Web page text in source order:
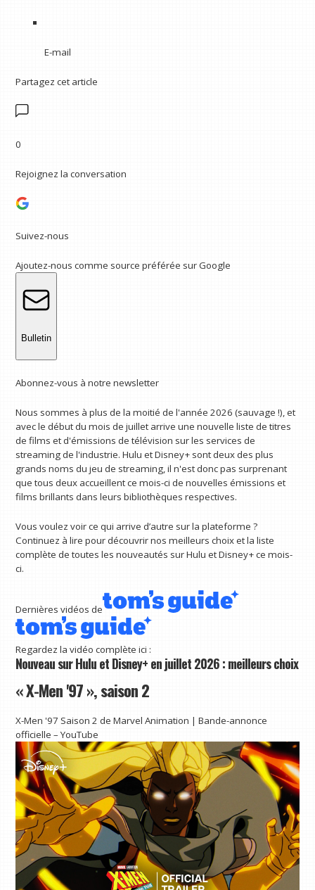
E-mail
Partagez cet article
0
Rejoignez la conversation
Suivez-nous
Ajoutez-nous comme source préférée sur Google
Bulletin
Abonnez-vous à notre newsletter
Nous sommes à plus de la moitié de l'année 2026 (sauvage !), et
avec le début du mois de juillet arrive une nouvelle liste de titres
de films et d'émissions de télévision sur les services de
streaming de l'industrie. Hulu et Disney+ sont deux des plus
grands noms du jeu de streaming, il n'est donc pas surprenant
que tous deux accueillent ce mois-ci de nouvelles émissions et
films brillants dans leurs bibliothèques respectives.
Vous voulez voir ce qui arrive d’autre sur la plateforme ?
Continuez à lire pour découvrir nos meilleurs choix et la liste
complète de toutes les nouveautés sur Hulu et Disney+ ce mois-
ci.
Dernières vidéos de
Regardez la vidéo complète ici :
Nouveau sur Hulu et Disney+ en juillet 2026 : meilleurs choix
« X-Men '97 », saison 2
X-Men '97 Saison 2 de Marvel Animation | Bande-annonce
officielle – YouTube